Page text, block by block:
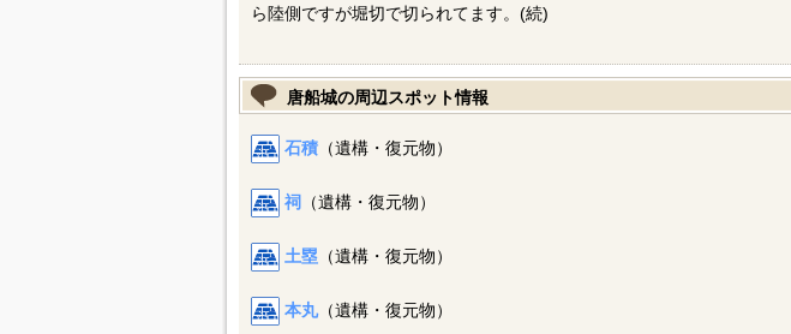
ら陸側ですが堀切で切られてます。(続)
唐船城の周辺スポット情報
石積（遺構・復元物）
祠 （遺構・復元物）
土塁（遺構・復元物）
本丸（遺構・復元物）